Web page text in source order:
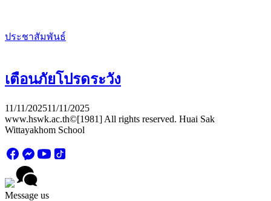
ประชาสัมพันธ์
เตือนภัยโปรดระวัง
11/11/202511/11/2025
www.hswk.ac.th©[1981] All rights reserved. Huai Sak
Wittayakhom School
Message us